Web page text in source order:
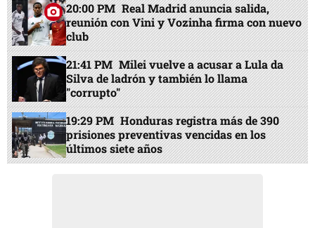
20:00 PM Real Madrid anuncia salida,
reunión con Vini y Vozinha firma con nuevo
club
21:41 PM Milei vuelve a acusar a Lula da
Silva de ladrón y también lo llama
"corrupto"
19:29 PM Honduras registra más de 390
prisiones preventivas vencidas en los
últimos siete años